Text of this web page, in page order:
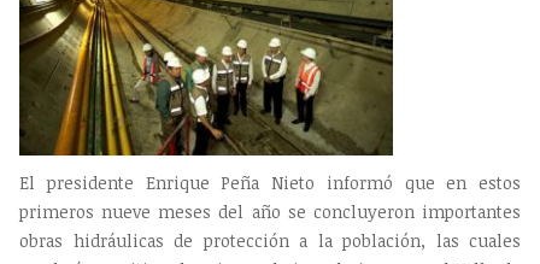
El presidente Enrique Peña Nieto informó que en estos
primeros nueve meses del año se concluyeron importantes
obras hidráulicas de protección a la población, las cuales